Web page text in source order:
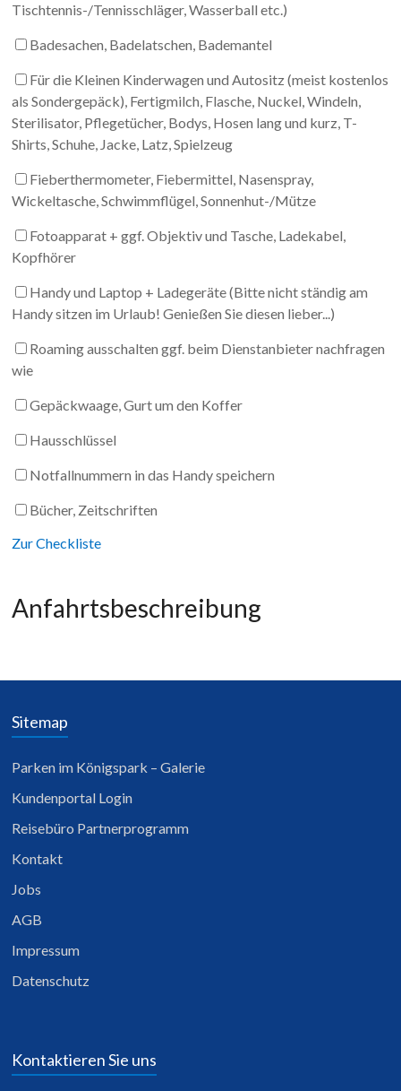
Tischtennis-/Tennisschläger, Wasserball etc.)
Badesachen, Badelatschen, Bademantel
Für die Kleinen Kinderwagen und Autositz (meist kostenlos
als Sondergepäck), Fertigmilch, Flasche, Nuckel, Windeln,
Sterilisator, Pflegetücher, Bodys, Hosen lang und kurz, T-
Shirts, Schuhe, Jacke, Latz, Spielzeug
Fieberthermometer, Fiebermittel, Nasenspray,
Wickeltasche, Schwimmflügel, Sonnenhut-/Mütze
Fotoapparat + ggf. Objektiv und Tasche, Ladekabel,
Kopfhörer
Handy und Laptop + Ladegeräte (Bitte nicht ständig am
Handy sitzen im Urlaub! Genießen Sie diesen lieber...)
Roaming ausschalten ggf. beim Dienstanbieter nachfragen
wie
Gepäckwaage, Gurt um den Koffer
Hausschlüssel
Notfallnummern in das Handy speichern
Bücher, Zeitschriften
Zur Checkliste
Anfahrtsbeschreibung
Sitemap
Parken im Königspark – Galerie
Kundenportal Login
Reisebüro Partnerprogramm
Kontakt
Jobs
AGB
Impressum
Datenschutz
Kontaktieren Sie uns